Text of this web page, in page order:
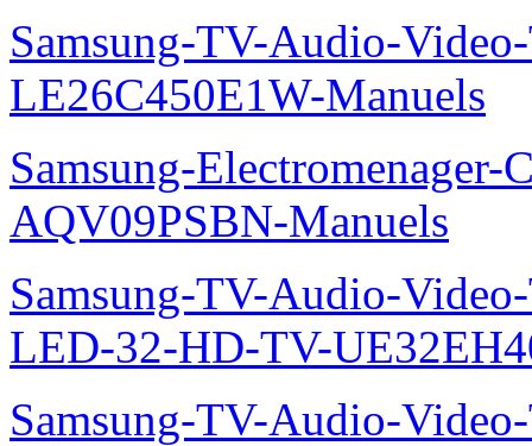
Samsung-TV-Audio-
LE26C450E1W-Manuels
Samsung-
AQV09PSBN-Manuels
Samsung-TV-Audio-
LED-32-HD-TV-
Samsung-TV-Audio-